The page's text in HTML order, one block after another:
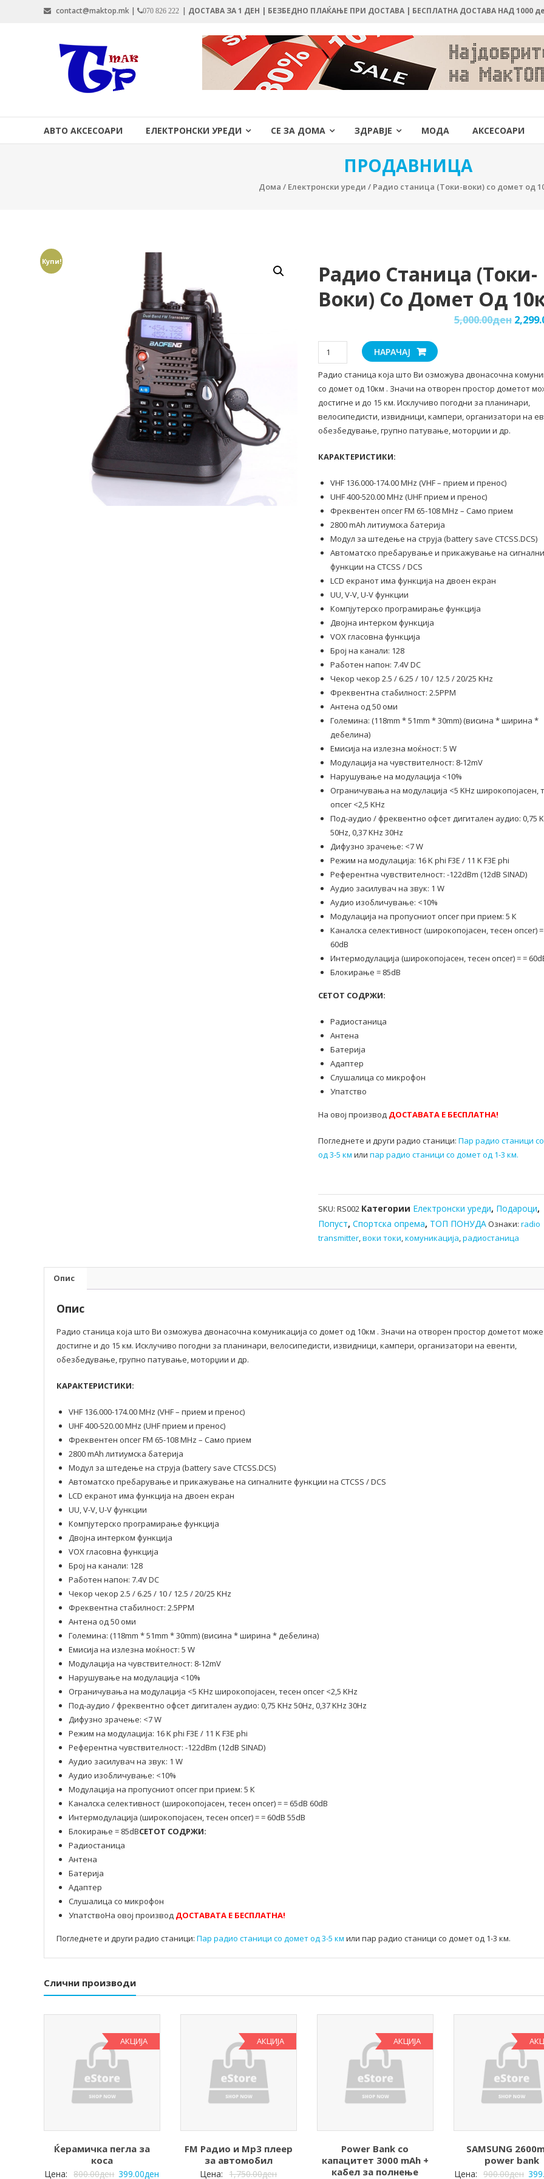
contact@maktop.mk | 070 826 222 | ДОСТАВА ЗА 1 ДЕН | БЕЗБЕДНО ПЛАЌАЊЕ ПРИ ДОСТАВА | БЕСПЛАТНА ДОСТАВА НАД 1000
MAKTOP.MK
АВТО АКСЕСОАРИ ЕЛЕКТРОНСКИ УРЕДИ СЕ ЗА ДОМА ЗДРАВЈЕ МОДА АКСЕСОАРИ
ПРОДАВНИЦА
Дома / Електронски уреди / Радио станица (Токи-воки) со домет од
Купи!
Радио Станица (Токи-
Воки) Со Домет Од
5,000.00ден
Радио
станица
(Токи-
воки)
со
домет
од
количина
НАРАЧАЈ
Радио станица која што Ви озможува двонасочна
со домет од 10км . Значи на отворен простор дометот
достигне и до 15 км. Исклучиво погодни за планинари,
велосипедисти, извидници, кампери, организатори на
обезбедување, групно патување, моторџии и др.
КАРАКТЕРИСТИКИ:
VHF 136.000-174.00 MHz (VHF – прием и пренос)
UHF 400-520.00 MHz (UHF прием и пренос)
Фреквентен опсег FM 65-108 MHz – Само прием
2800 mAh литиумска батерија
Модул за штедење на струја (battery save CTCSS.DCS)
Автоматско пребарување и прикажување на
функции на CTCSS / DCS
LCD екранот има функција на двоен екран
UU, V-V, U-V функции
Компјутерско програмирање функција
Двојна интерком функција
VOX гласовна функција
Број на канали: 128
Работен напон: 7.4V DC
Чекор чекор 2.5 / 6.25 / 10 / 12.5 / 20/25 KHz
Фреквентна стабилност: 2.5PPM
Антена од 50 оми
Големина: (118mm * 51mm * 30mm) (висина * ширина *
дебелина)
Емисија на излезна моќност: 5 W
Модулација на чувствителност: 8-12mV
Нарушување на модулација <10%
Ограничувања на модулација <5 KHz широкопојасен,
опсег <2,5 KHz
Под-аудио / фреквентно офсет дигитален аудио: 0,75
50Hz, 0,37 KHz 30Hz
Дифузно зрачење: <7 W
Режим на модулација: 16 K phi F3E / 11 K F3E phi
Референтна чувствителност: -122dBm (12dB SINAD)
Аудио засилувач на звук: 1 W
Аудио изобличување: <10%
Модулација на пропусниот опсег при прием: 5 К
Каналска селективност (широкопојасен, тесен опсег) =
60dB
Интермодулација (широкопојасен, тесен опсег) = =
Блокирање = 85dB
СЕТОТ СОДРЖИ:
Радиостаница
Антена
Батерија
Адаптер
Слушалица со микрофон
Упатство
На овој производ ДОСТАВАТА Е БЕСПЛАТНА!
Погледнете и други радио станици:Пар радио станици
од 3-5 км илипар радио станици со домет од 1-3 км.
SKU:RS002 Категории Електронски уреди, Подароци,
Попуст,Спортска опрема, ТОП ПОНУДАОзнаки:radio
transmitter,воки токи,комуникација,радиостаница
Опис
Опис
Радио станица која што Ви озможува двонасочна комуникација со домет од 10км . Значи на отворен простор дометот
достигне и до 15 км. Исклучиво погодни за планинари, велосипедисти, извидници, кампери, организатори на евенти,
обезбедување, групно патување, моторџии и др.
КАРАКТЕРИСТИКИ:
VHF 136.000-174.00 MHz (VHF – прием и пренос)
UHF 400-520.00 MHz (UHF прием и пренос)
Фреквентен опсег FM 65-108 MHz – Само прием
2800 mAh литиумска батерија
Модул за штедење на струја (battery save CTCSS.DCS)
Автоматско пребарување и прикажување на сигналните функции на CTCSS / DCS
LCD екранот има функција на двоен екран
UU, V-V, U-V функции
Компјутерско програмирање функција
Двојна интерком функција
VOX гласовна функција
Број на канали: 128
Работен напон: 7.4V DC
Чекор чекор 2.5 / 6.25 / 10 / 12.5 / 20/25 KHz
Фреквентна стабилност: 2.5PPM
Антена од 50 оми
Големина: (118mm * 51mm * 30mm) (висина * ширина * дебелина)
Емисија на излезна моќност: 5 W
Модулација на чувствителност: 8-12mV
Нарушување на модулација <10%
Ограничувања на модулација <5 KHz широкопојасен, тесен опсег <2,5 KHz
Под-аудио / фреквентно офсет дигитален аудио: 0,75 KHz 50Hz, 0,37 KHz 30Hz
Дифузно зрачење: <7 W
Режим на модулација: 16 K phi F3E / 11 K F3E phi
Референтна чувствителност: -122dBm (12dB SINAD)
Аудио засилувач на звук: 1 W
Аудио изобличување: <10%
Модулација на пропусниот опсег при прием: 5 К
Каналска селективност (широкопојасен, тесен опсег) = = 65dB 60dB
Интермодулација (широкопојасен, тесен опсег) = = 60dB 55dB
Блокирање = 85dBСЕТОТ СОДРЖИ:
Радиостаница
Антена
Батерија
Адаптер
Слушалица со микрофон
УпатствоНа овој производ ДОСТАВАТА Е БЕСПЛАТНА!
Погледнете и други радио станици: Пар радио станици со домет од 3-5 км или пар радио станици со домет од 1-3 км.
Слични производи
АКЦИЈА
Ќерамичка пегла за
коса
Цена: 800.00ден 399.00ден
АКЦИЈА
FM Радио и Mp3 плеер
за автомобил
Цена: 1,750.00ден
АКЦИЈА
Power Bank со
капацитет 3000 mAh +
кабел за полнење
SAMSUNG
power bank
Цена: 900.00ден